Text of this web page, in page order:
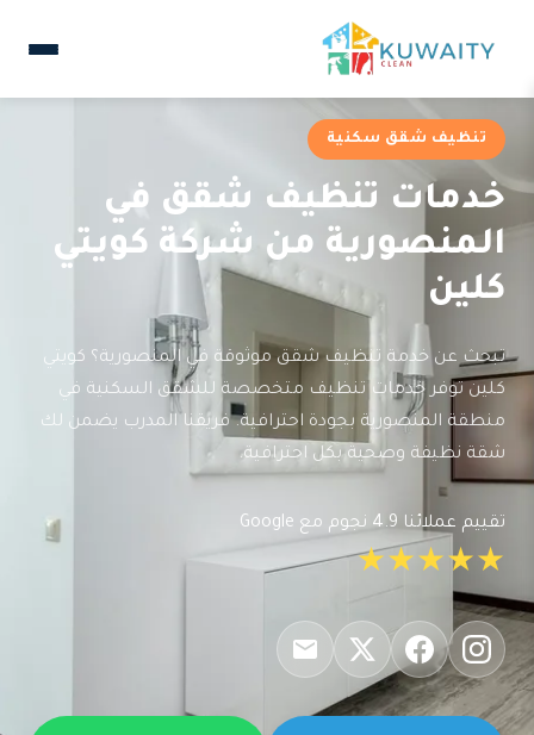
تنظيف شقق سكنية
خدمات تنظيف شقق في
المنصورية من شركة كويتي
كلين
تبحث عن خدمة تنظيف شقق موثوقة في المنصورية؟ كويتي
كلين توفر خدمات تنظيف متخصصة للشقق السكنية في
منطقة المنصورية بجودة احترافية. فريقنا المدرب يضمن لك
شقة نظيفة وصحية بكل احترافية.
تقييم عملائنا 4.9 نجوم مع Google
★★★★★